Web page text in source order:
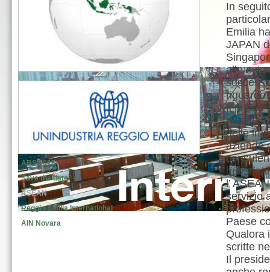
ABS 2015
Save the date
ASEAN
Reggio Emilia International
AIN Novara
In
Emilia
JAPAN
alle
riguardo
Il nuovo
delle
aziende
l’
servizio
Paese
Qualora
scritte
Il